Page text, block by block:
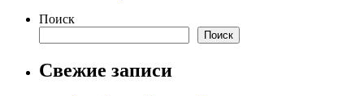
Поиск
Поиск
Свежие записи